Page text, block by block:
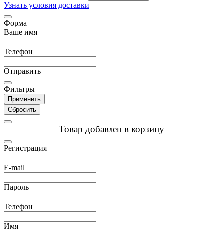
Узнать условия доставки
Форма
Ваше имя
Телефон
Отправить
Фильтры
Применить
Сбросить
Товар добавлен в корзину
Регистрация
E-mail
Пароль
Телефон
Имя